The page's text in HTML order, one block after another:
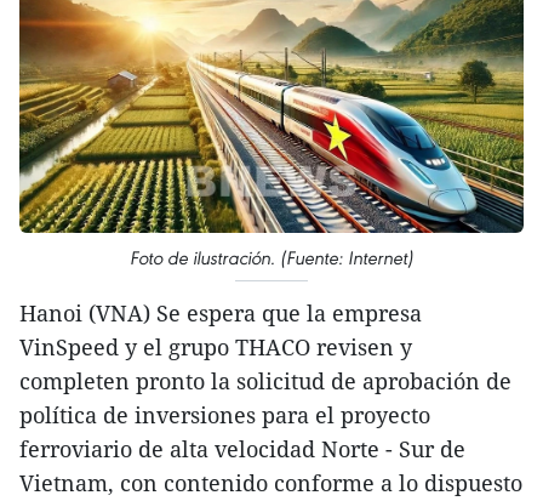
Foto de ilustración. (Fuente: Internet)
Hanoi (VNA) Se espera que la empresa
VinSpeed y el grupo THACO revisen y
completen pronto la solicitud de aprobación de
política de inversiones para el proyecto
ferroviario de alta velocidad Norte - Sur de
Vietnam, con contenido conforme a lo dispuesto